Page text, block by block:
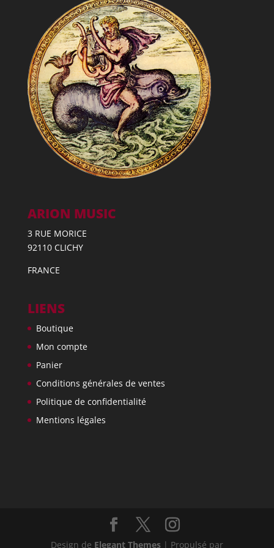
ARION MUSIC
3 RUE MORICE
92110 CLICHY
FRANCE
LIENS
Boutique
Mon compte
Panier
Conditions générales de ventes
Politique de confidentialité
Mentions légales
Design de Elegant Themes| Propulsé par